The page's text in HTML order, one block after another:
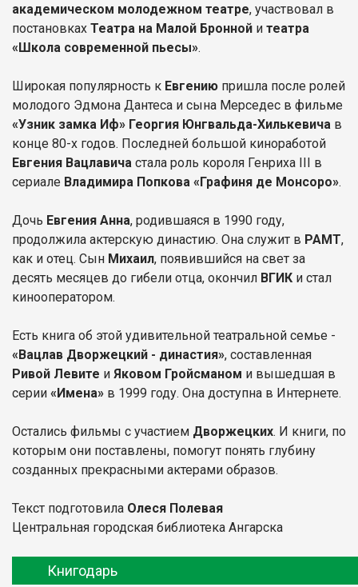
академическом молодежном театре, участвовал в
постановках Театра на Малой Бронной и театра
«Школа современной пьесы».
Широкая популярность к Евгению пришла после ролей
молодого Эдмона Дантеса и сына Мерседес в фильме
«Узник замка Иф» Георгия Юнгвальда-Хилькевича в
конце 80-х годов. Последней большой киноработой
Евгения Вацлавича стала роль короля Генриха III в
сериале Владимира Попкова «Графиня де Монсоро».
Дочь Евгения Анна, родившаяся в 1990 году,
продолжила актерскую династию. Она служит в РАМТ,
как и отец. Сын Михаил, появившийся на свет за
десять месяцев до гибели отца, окончил ВГИК и стал
кинооператором.
Есть книга об этой удивительной театральной семье -
«Вацлав Дворжецкий - династия», составленная
Ривой Левите и Яковом Гройсманом и вышедшая в
серии «Имена» в 1999 году. Она доступна в Интернете.
Остались фильмы с участием Дворжецких. И книги, по
которым они поставлены, помогут понять глубину
созданных прекрасными актерами образов.
Текст подготовила Олеся Полевая
Центральная городская библиотека Ангарска
Книгодарь